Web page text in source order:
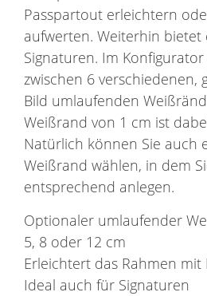
Passpartout erleichtern
aufwerten. Weiterhin bietet
Signaturen. Im
zwischen 6 verschiedenen,
Bild umlaufenden
Weißrand von 1 cm ist
Natürlich können Sie auch
Weißrand wählen, in dem
entsprechend anlegen.
Optionaler umlaufender
5, 8 oder 12 cm
Erleichtert das Rahmen mit
Ideal auch für Signaturen